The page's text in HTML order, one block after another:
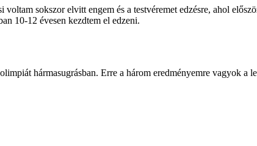
sokszor elvitt engem és a testvéremet edzésre, ahol
10-12 évesen kezdtem el edzeni.
hármasugrásban. Erre a három eredményemre vagyok a